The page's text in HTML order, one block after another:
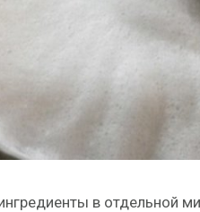
в отдельной